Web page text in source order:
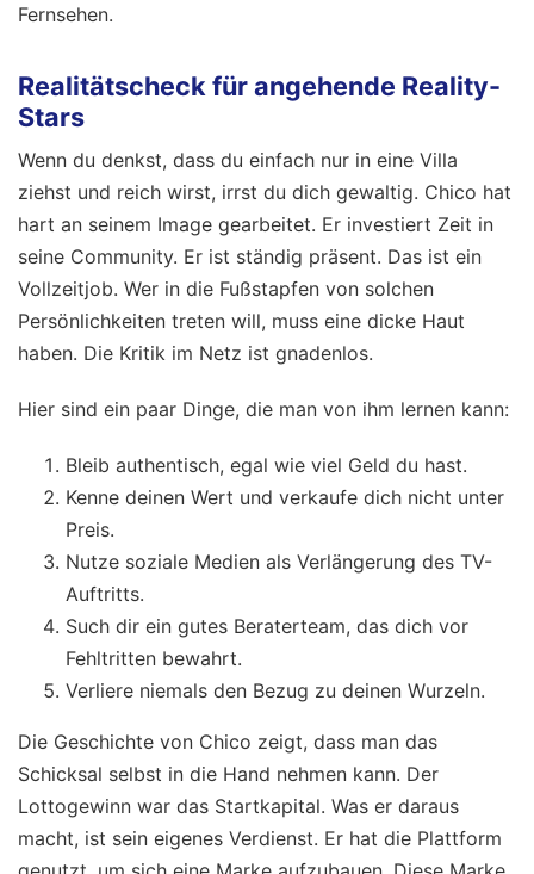
Fernsehen.
Realitätscheck für angehende Reality-
Stars
Wenn du denkst, dass du einfach nur in eine Villa
ziehst und reich wirst, irrst du dich gewaltig. Chico hat
hart an seinem Image gearbeitet. Er investiert Zeit in
seine Community. Er ist ständig präsent. Das ist ein
Vollzeitjob. Wer in die Fußstapfen von solchen
Persönlichkeiten treten will, muss eine dicke Haut
haben. Die Kritik im Netz ist gnadenlos.
Hier sind ein paar Dinge, die man von ihm lernen kann:
Bleib authentisch, egal wie viel Geld du hast.
Kenne deinen Wert und verkaufe dich nicht unter
Preis.
Nutze soziale Medien als Verlängerung des TV-
Auftritts.
Such dir ein gutes Beraterteam, das dich vor
Fehltritten bewahrt.
Verliere niemals den Bezug zu deinen Wurzeln.
Die Geschichte von Chico zeigt, dass man das
Schicksal selbst in die Hand nehmen kann. Der
Lottogewinn war das Startkapital. Was er daraus
macht, ist sein eigenes Verdienst. Er hat die Plattform